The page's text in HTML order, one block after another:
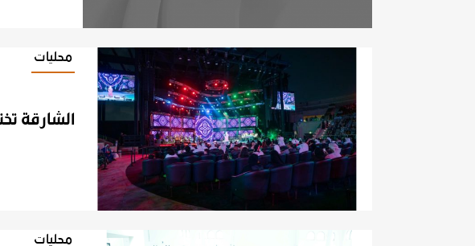
محليات
الشارقة
محليات